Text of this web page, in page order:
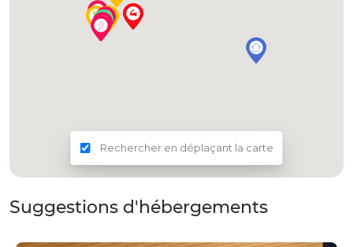
Rechercher en déplaçant la carte
Suggestions d'hébergements